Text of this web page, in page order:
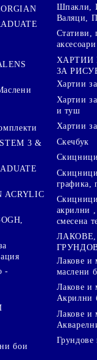
3 &
АCRYLIC
-
бои
Шпакли,
Валяци,
Стативи,
аксесоари
ХАРТИИ
ЗА
Хартии
Хартии
и туш
Хартии
Скечбук
графика,
Скицници
акрилни ,
смесена
Лакове и
маслени
Лакове и
Акрилни
Лакове и
Грундове